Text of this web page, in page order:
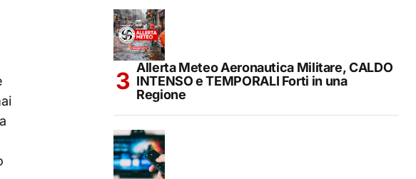
Allerta Meteo Aeronautica Militare, CALDO
INTENSO e TEMPORALI Forti in una
Regione